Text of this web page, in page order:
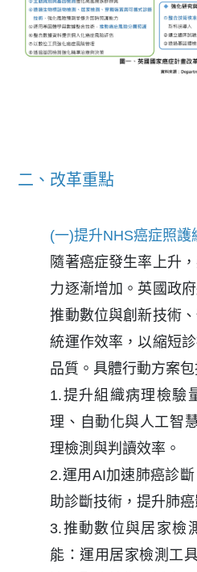
二、改革重點
(一)提升NHS癌症照護
隨著癌症發生率上升
力逐漸增加。英國政
推動數位與創新技術
統運作效率，以縮短
品質。具體行動方案包
1.提升組織病理檢驗
理、自動化與人工智
理檢測與判讀效率。
2.運用AI加速肺癌診
助診斷技術，提升肺癌
3.推動數位與居家檢
能：運用居家檢測工